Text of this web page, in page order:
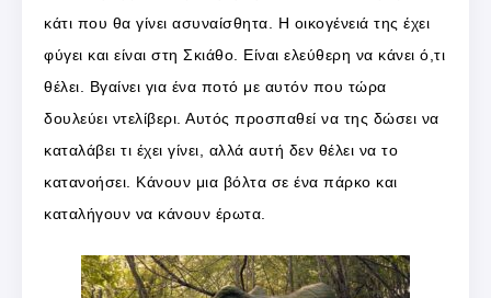
κάτι που θα γίνει ασυναίσθητα. Η οικογένειά της έχει
φύγει και είναι στη Σκιάθο. Είναι ελεύθερη να κάνει ό,τι
θέλει. Βγαίνει για ένα ποτό με αυτόν που τώρα
δουλεύει ντελίβερι. Αυτός προσπαθεί να της δώσει να
καταλάβει τι έχει γίνει, αλλά αυτή δεν θέλει να το
κατανοήσει. Κάνουν μια βόλτα σε ένα πάρκο και
καταλήγουν να κάνουν έρωτα.